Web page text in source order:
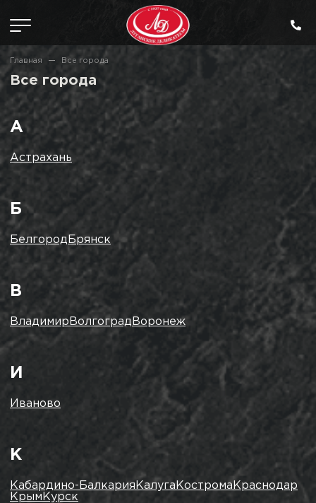
Главная Все города
Все города
А
Астрахань
Б
Белгород Брянск
В
Владимир Волгоград Воронеж
И
Иваново
К
Кабардино-Балкария Калуга Кострома Краснодар
Крым Курск